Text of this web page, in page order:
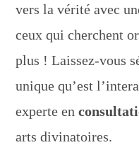
vers la vérité avec
ceux qui cherchent
plus ! Laissez-vous
unique qu’est
experte en
arts divinatoires.